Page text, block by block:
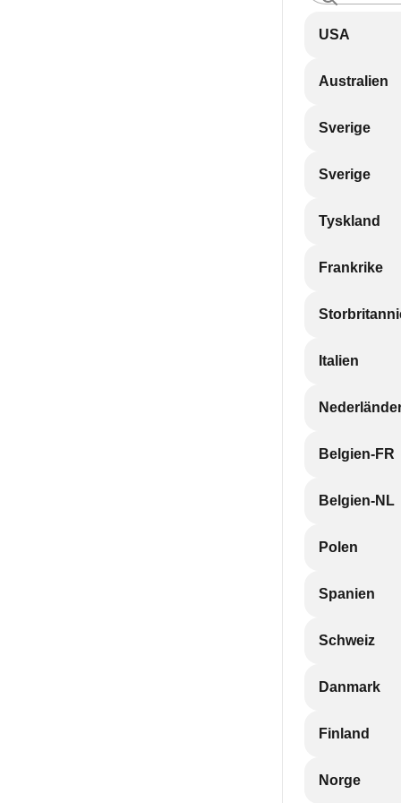
USA
Australien
Sverige
Sverige
Tyskland
Frankrike
Italien
Belgien-FR
Belgien-NL
Polen
Spanien
Schweiz
Danmark
Finland
Norge